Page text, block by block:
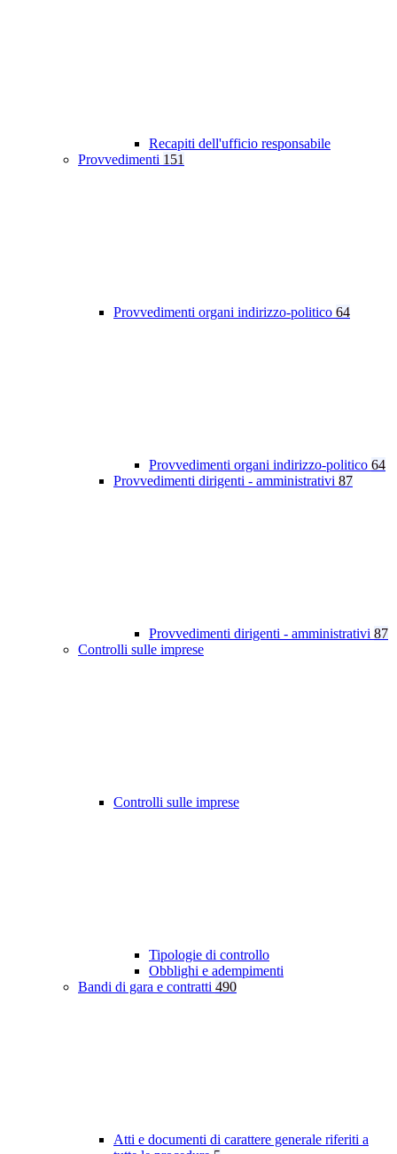
Recapiti dell'ufficio responsabile
Provvedimenti 151
Provvedimenti organi indirizzo-politico 64
Provvedimenti organi indirizzo-politico 64
Provvedimenti dirigenti - amministrativi 87
Provvedimenti dirigenti - amministrativi 87
Controlli sulle imprese
Controlli sulle imprese
Tipologie di controllo
Obblighi e adempimenti
Bandi di gara e contratti 490
Atti e documenti di carattere generale riferiti a